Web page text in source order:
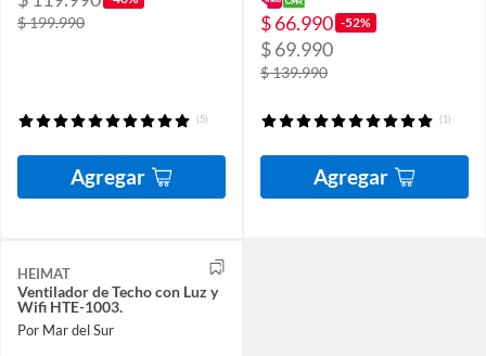
$ 199.990
(5)
Agregar
$ 66.990 -52%
$ 69.990
$ 139.990
(1)
Agregar
HEIMAT
Ventilador de Techo con Luz y
Wifi HTE-1003.
Por Mar del Sur